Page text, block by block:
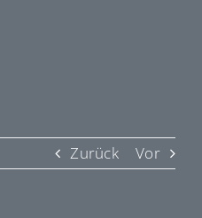
Zurück Vor